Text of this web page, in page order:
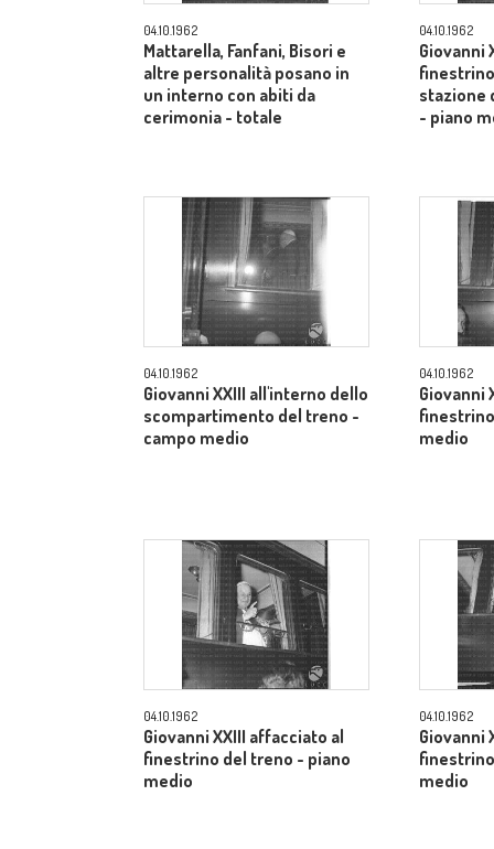
04.10.1962
Mattarella, Fanfani, Bisori e
altre personalità posano in
un interno con abiti da
cerimonia - totale
04.10.1962
Giovanni
stazione
- piano
04.10.1962
Giovanni XXIII all'interno dello
scompartimento del treno -
campo medio
04.10.1962
Giovanni
medio
04.10.1962
Giovanni XXIII affacciato al
finestrino del treno - piano
medio
04.10.1962
Giovanni
medio